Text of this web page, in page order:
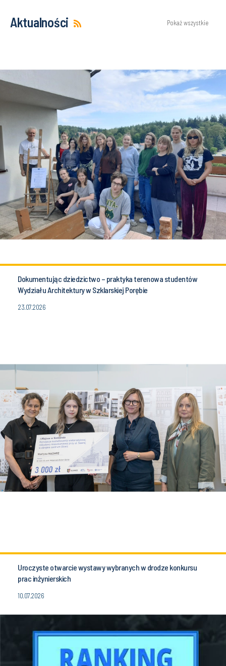
Aktualności Pokaż wszystkie
Dokumentując dziedzictwo – praktyka terenowa studentów
Wydziału Architektury w Szklarskiej Porębie
23.07.2026
Uroczyste otwarcie wystawy wybranych w drodze konkursu
prac inżynierskich
10.07.2026